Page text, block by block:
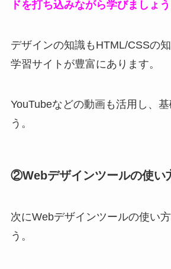
ドを打ち込みながら学びましょう
デザインの知識もHTML/CSSの
学習サイトが豊富にあります。
YouTubeなどの動画も活用し、
う。
②Webデザインツールの使い
次にWebデザインツールの使い
う。